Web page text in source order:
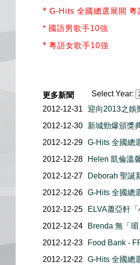
* G-Hits 全國總選展開 粵
* 國語男歌手10強
* 粵語女歌手10強
Select Year:
更多新聞
2012-12-31
迎向2013之娛
2012-12-30
新城勁爆頒獎
2012-12-29 G-Hits 全國總
2012-12-28
Helen 凱倫溫
2012-12-27
Deborah 聖誕
2012-12-26 G-Hits 全國總
2012-12-25
ELVA蕭亞軒
2012-12-24
Brenda 無「
2012-12-23
Food Bank -
2012-12-22
G-Hits 全國總